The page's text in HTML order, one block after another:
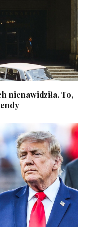
nienawidziła. To,